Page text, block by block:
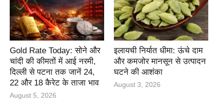
Gold Rate Today: सोने और
चांदी की कीमतों में आई नरमी,
दिल्ली से पटना तक जानें 24,
22 और 18 कैरेट के ताजा भाव
August 5, 2026
इलायची निर्यात धीमा: ऊंचे दाम
और कमजोर मानसून से उत्पादन
घटने की आशंका
August 3, 2026